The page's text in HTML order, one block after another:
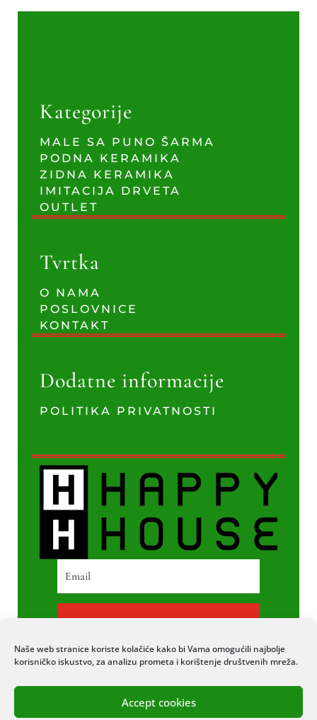
Naše web stranice koriste kolačiće kako bi Vama omogućili najbolje
korisničko iskustvo, za analizu prometa i korištenje društvenih mreža.
Accept cookies
Kategorije
MALE SA PUNO ŠARMA
PODNA KERAMIKA
ZIDNA KERAMIKA
IMITACIJA DRVETA
OUTLET
Tvrtka
O NAMA
POSLOVNICE
KONTAKT
Dodatne informacije
POLITIKA PRIVATNOSTI
PRETPLATI SE